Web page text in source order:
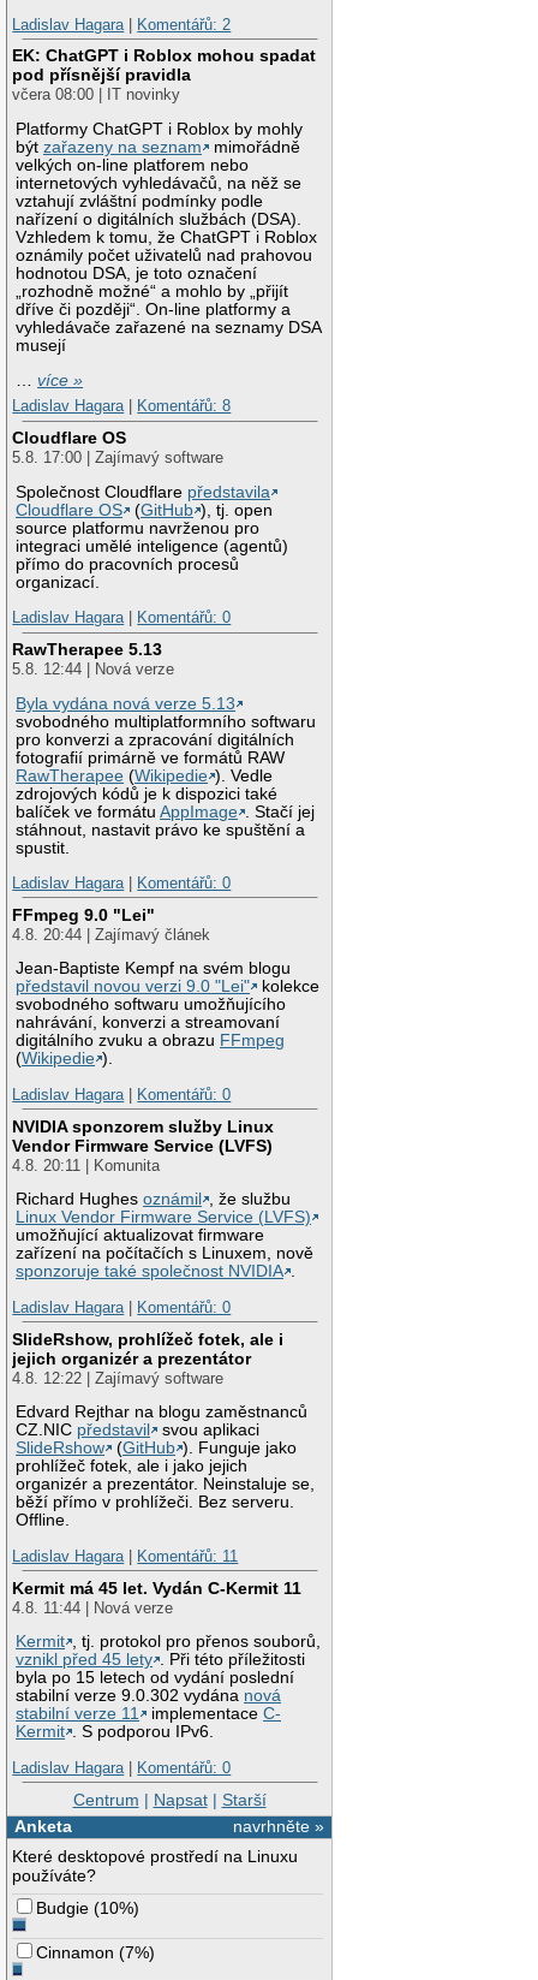
Ladislav Hagara
Komentářů: 2
EK: ChatGPT i Roblox mohou spadat
pod přísnější pravidla
včera 08:00 | IT novinky
Platformy ChatGPT i Roblox by mohly
býtzařazeny na seznam
mimořádně
velkých on-line platforem nebo
internetových vyhledávačů, na něž se
vztahují zvláštní podmínky podle
nařízení o digitálních službách (DSA).
Vzhledem k tomu, že ChatGPT i Roblox
oznámily počet uživatelů nad prahovou
hodnotou DSA, je toto označení
„rozhodně možné“ a mohlo by „přijít
dříve či později“. On-line platformy a
vyhledávače zařazené na seznamy DSA
musejí
…více »
Ladislav Hagara| Komentářů: 8
Cloudflare OS
5.8. 17:00 | Zajímavý software
Společnost Cloudflare představila
Cloudflare OS
(GitHub ), tj. open
source platformu navrženou pro
integraci umělé inteligence (agentů)
přímo do pracovních procesů
organizací.
Ladislav Hagara| Komentářů: 0
RawTherapee 5.13
5.8. 12:44 | Nová verze
Byla vydána nová verze 5.13
svobodného multiplatformního softwaru
pro konverzi a zpracování digitálních
fotografií primárně ve formátů RAW
RawTherapee (Wikipedie ). Vedle
zdrojových kódů je k dispozici také
balíček ve formátuAppImage
. Stačí jej
stáhnout, nastavit právo ke spuštění a
spustit.
Ladislav Hagara| Komentářů: 0
FFmpeg 9.0 "Lei"
4.8. 20:44 | Zajímavý článek
Jean-Baptiste Kempf na svém blogu
představil novou verzi 9.0 "Lei"
kolekce
svobodného softwaru umožňujícího
nahrávání, konverzi a streamovaní
digitálního zvuku a obrazu FFmpeg
(Wikipedie ).
Ladislav Hagara| Komentářů: 0
NVIDIA sponzorem služby Linux
Vendor Firmware Service (LVFS)
4.8. 20:11 | Komunita
Richard Hughesoznámil
, že službu
Linux Vendor Firmware Service (LVFS)
umožňující aktualizovat firmware
zařízení na počítačích s Linuxem, nově
sponzoruje také společnost NVIDIA .
Ladislav Hagara| Komentářů: 0
SlideRshow, prohlížeč fotek, ale i
jejich organizér a prezentátor
4.8. 12:22 | Zajímavý software
Edvard Rejthar na blogu zaměstnanců
CZ.NIC představil
svou aplikaci
SlideRshow
(GitHub ). Funguje jako
prohlížeč fotek, ale i jako jejich
organizér a prezentátor. Neinstaluje se,
běží přímo v prohlížeči. Bez serveru.
Offline.
Ladislav Hagara| Komentářů: 11
Kermit má 45 let. Vydán C-Kermit 11
4.8. 11:44 | Nová verze
Kermit , tj. protokol pro přenos souborů,
vznikl před 45 lety . Při této příležitosti
byla po 15 letech od vydání poslední
stabilní verze 9.0.302 vydána nová
stabilní verze 11
implementaceC-
Kermit . S podporou IPv6.
Ladislav Hagara| Komentářů: 0
Centrum | Napsat| Starší
navrhněte »
Anketa
Které desktopové prostředí na Linuxu
používáte?
Budgie (10%)
Cinnamon (7%)